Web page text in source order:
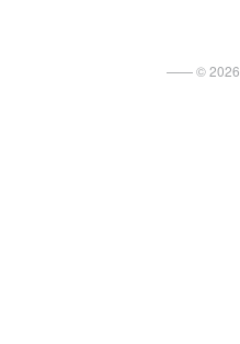
—— ©2026